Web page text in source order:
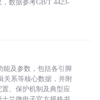
数据参考GB/T 4423-
能及参数，包括各引脚
关系等核心数据，并附
、保护机制及典型应